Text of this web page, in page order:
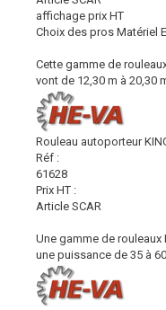
affichage prix HT
Choix des pros Matériel
Cette gamme de
vont de 12,30 m à 20,30
Rouleau autoporteur
Réf :
61628
Prix HT :
Article SCAR
Une gamme de
une puissance de 35 à